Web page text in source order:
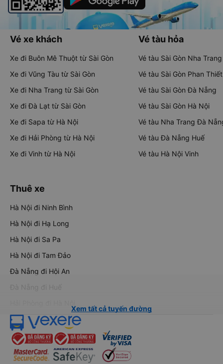
Vé xe khách
Xe đi Buôn Mê Thuột từ Sài Gòn
Xe đi Vũng Tàu từ Sài Gòn
Xe đi Nha Trang từ Sài Gòn
Xe đi Đà Lạt từ Sài Gòn
Xe đi Sapa từ Hà Nội
Xe đi Hải Phòng từ Hà Nội
Xe đi Vinh từ Hà Nội
Vé tàu hỏa
Vé tàu Sài Gòn Nha Trang
Vé tàu Sài Gòn Phan Thiết
Vé tàu Sài Gòn Đà Nẵng
Vé tàu Sài Gòn Hà Nội
Vé tàu Nha Trang Đà
Vé tàu Đà Nẵng Huế
Vé tàu Hà Nội Vinh
Thuê xe
Hà Nội đi Ninh Bình
Hà Nội đi Hạ Long
Hà Nội đi Sa Pa
Hà Nội đi Tam Đảo
Đà Nẵng đi Hội An
Đà Nẵng đi Huế
Xem tất cả tuyến đường